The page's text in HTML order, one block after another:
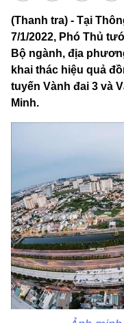
(Thanh tra) - Tại
7/1/2022, Phó Thủ
Bộ ngành, địa
khai thác hiệu quả
tuyến Vành đai 3 và
Minh.